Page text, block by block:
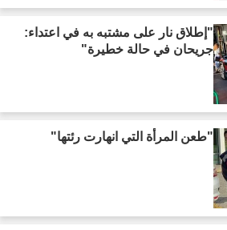
"إطلاق نار على مشتبه به في اعتداء:
جريحان في حالة خطيرة"
"طعن المرأة التي انهارت رئتها"